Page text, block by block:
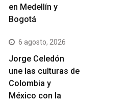
en Medellín y
Bogotá
6 agosto, 2026
Jorge Celedón
une las culturas de
Colombia y
México con la